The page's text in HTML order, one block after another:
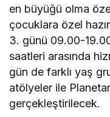
en büyüğü olma
çocuklara özel
3. günü 09.00-
saatleri arasında
gün de farklı yaş
atölyeler ile
gerçekleştirilecek.